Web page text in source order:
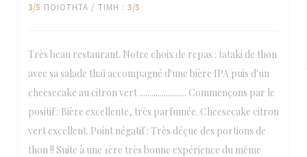
3/5 ΠΟΙΌΤΗΤΑ / ΤΙΜΉ : 3/5
Très beau restaurant. Notre choix de repas : tataki de thon
avec sa salade thaï accompagné d'une bière IPA puis d'un
cheesecake au citron vert ....................... Commençons par le
positif : Bière excellente, très parfumée. Cheesecake citron
vert excellent. Point négatif : Très déçue des portions de
thon !! Suite à une 1ère très bonne expérience du même